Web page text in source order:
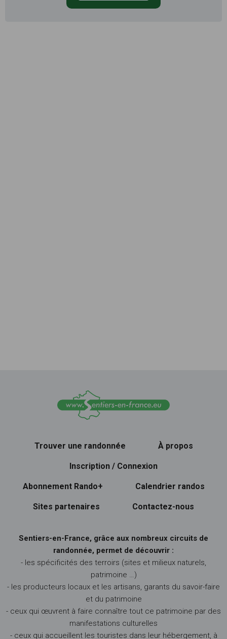
Trouver une randonnée À propos
Inscription / Connexion
Abonnement Rando+ Calendrier randos
Sites partenaires Contactez-nous
Sentiers-en-France, grâce aux nombreux circuits de
randonnée, permet de découvrir :
- les spécificités des terroirs (sites et milieux naturels,
patrimoine …)
- les producteurs locaux et les artisans, garants du savoir-faire
et du patrimoine
- ceux qui œuvrent à faire connaître tout ce patrimoine par des
manifestations culturelles
- ceux qui accueillent les touristes dans leur hébergement, à